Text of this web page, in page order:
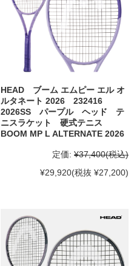
HEAD ブーム エムピー エル オ
ルタネート 2026 232416
2026SS パープル ヘッド テ
ニスラケット 硬式テニス
BOOM MP L ALTERNATE 2026
定価: ¥37,400(税込)
¥29,920(税抜 ¥27,200)